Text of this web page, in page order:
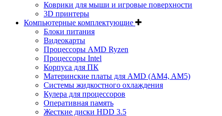
Коврики для мыши и игровые поверхности
3D принтеры
Компьютерные комплектующие
Блоки питания
Видеокарты
Процессоры AMD Ryzen
Процессоры Intel
Корпуса для ПК
Материнские платы для AMD (AM4, AM5)
Системы жидкостного охлаждения
Кулера для процессоров
Оперативная память
Жесткие диски HDD 3.5